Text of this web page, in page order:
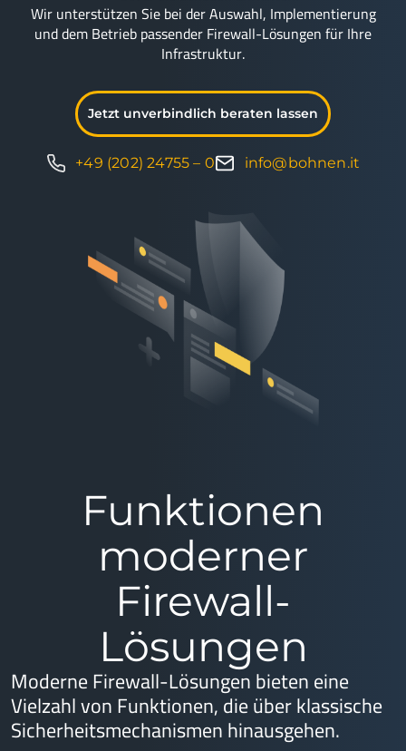
Wir unterstützen Sie bei der Auswahl, Implementierung
und dem Betrieb passender Firewall-Lösungen für Ihre
Infrastruktur.
Jetzt unverbindlich beraten lassen
+49 (202) 24755 – 0 info@bohnen.it
Funktionen
moderner
Firewall-
Lösungen
Moderne Firewall-Lösungen bieten eine
Vielzahl von Funktionen, die über klassische
Sicherheitsmechanismen hinausgehen.